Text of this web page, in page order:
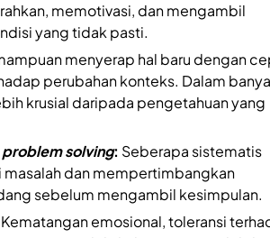
memotivasi, dan mengambil
yang tidak pasti.
menyerap hal baru dengan
perubahan konteks. Dalam
krusial daripada pengetahuan yang
problem solving: Seberapa sistematis
masalah dan mempertimbangkan
sebelum mengambil kesimpulan.
Kematangan emosional, toleransi